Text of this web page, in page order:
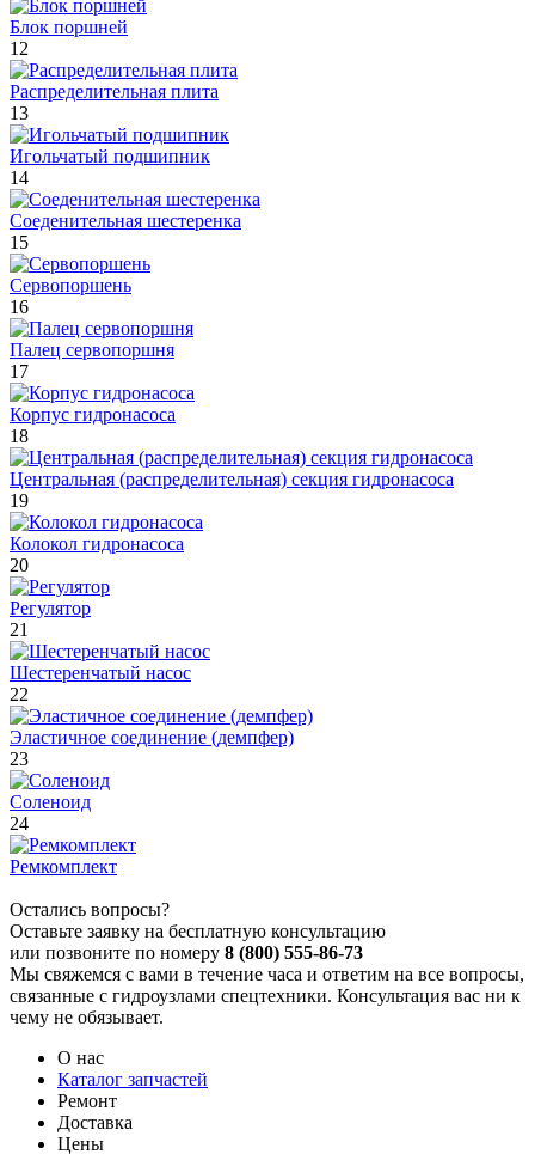
Блок поршней
12
Распределительная плита
13
Игольчатый подшипник
14
Соеденительная шестеренка
15
Сервопоршень
16
Палец сервопоршня
17
Корпус гидронасоса
18
Центральная (распределительная) секция гидронасоса
19
Колокол гидронасоса
20
Регулятор
21
Шестеренчатый насос
22
Эластичное соединение (демпфер)
23
Соленоид
24
Ремкомплект
Остались вопросы?
Оставьте заявку на бесплатную консультацию
или позвоните по номеру 8 (800) 555-86-73
Мы свяжемся с вами в течение часа и ответим на все вопросы,
связанные с гидроузлами спецтехники. Консультация вас ни к
чему не обязывает.
О нас
Каталог запчастей
Ремонт
Доставка
Цены